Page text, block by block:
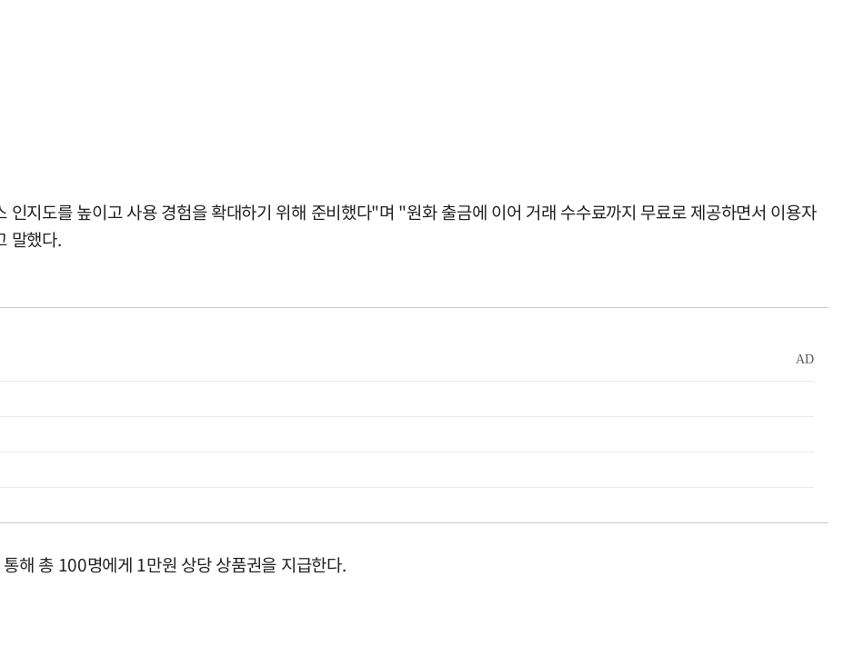
지도를 높이고 사용 경험을 확대하기 위해 준비했다"며 "원화 출금에 이어 거래 수수료까지 무료로 제공하면서 이용자
말했다.
해 총 100명에게 1만원 상당 상품권을 지급한다.